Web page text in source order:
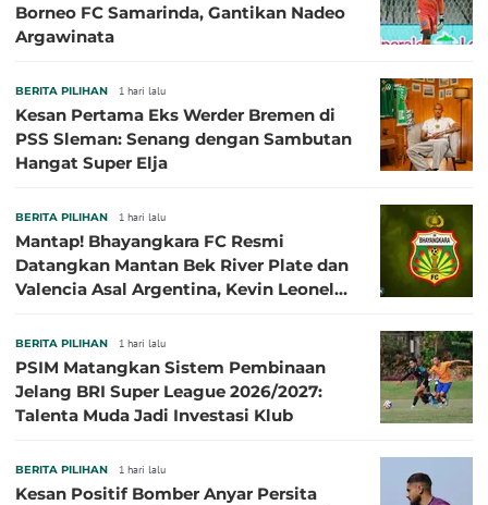
Borneo FC Samarinda, Gantikan Nadeo
Argawinata
BERITA PILIHAN 1 hari lalu
Kesan Pertama Eks Werder Bremen di
PSS Sleman: Senang dengan Sambutan
Hangat Super Elja
BERITA PILIHAN 1 hari lalu
Mantap! Bhayangkara FC Resmi
Datangkan Mantan Bek River Plate dan
Valencia Asal Argentina, Kevin Leonel
BERITA PILIHAN 1 hari lalu
PSIM Matangkan Sistem Pembinaan
Jelang BRI Super League 2026/2027:
Talenta Muda Jadi Investasi Klub
BERITA PILIHAN 1 hari lalu
Kesan Positif Bomber Anyar Persita